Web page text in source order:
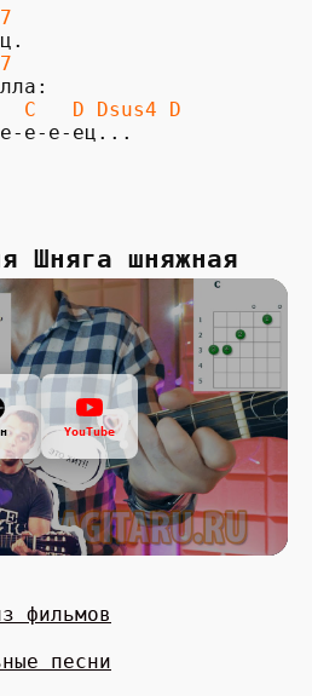
D Dsus4 D
e-e-e-eц...
Шняга шняжная
YouTube
фильмов
песни